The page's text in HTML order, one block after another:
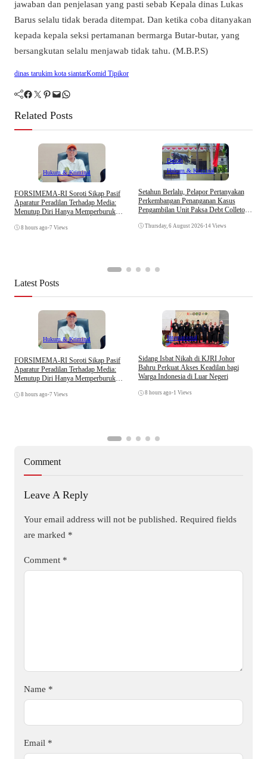
jawaban dan penjelasan yang pasti sebab Kepala dinas Lukas
Barus selalu tidak berada ditempat. Dan ketika coba ditanyakan
kepada kepala seksi pertamanan bermarga Butar-butar, yang
bersangkutan selalu menjawab tidak tahu. (M.B.P.S)
dinas tarukim kota siantarKomid Tipikor
Facebook Twitter Pinterest Mail WhatsApp
Related Posts
Hukum & Kriminal
​FORSIMEMA-RI Soroti Sikap Pasif
Aparatur Peradilan Terhadap Media:
Menutup Diri Hanya Memperburuk
8 hours ago •7 Views
Daerah
Hukum & Kriminal
Setahun Berlalu, Pelapor Pertanyakan
Perkembangan Penanganan Kasus
Pengambilan Unit Paksa Debt Colletor
Thursday, 6 August 2026•14 Views
Latest Posts
Hukum & Kriminal
​FORSIMEMA-RI Soroti Sikap Pasif
Aparatur Peradilan Terhadap Media:
Menutup Diri Hanya Memperburuk
8 hours ago •7 Views
Internasional
Sidang Isbat Nikah di KJRI Johor
Bahru Perkuat Akses Keadilan bagi
Warga Indonesia di Luar Negeri
8 hours ago •1 Views
Comment
Leave A Reply
Your email address will not be published. Required fields
are marked *
Comment *
Name *
Email *